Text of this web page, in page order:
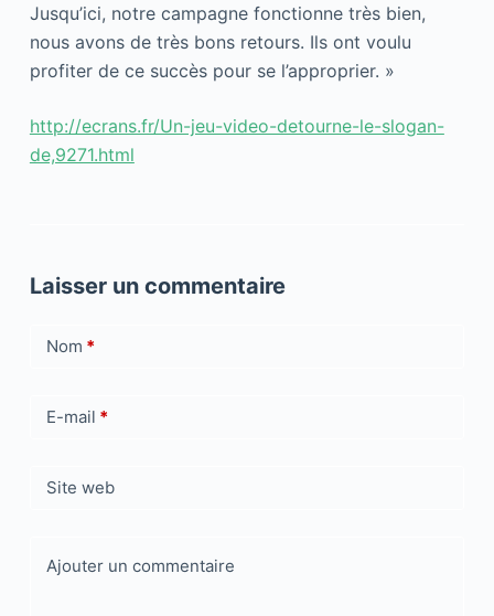
Jusqu’ici, notre campagne fonctionne très bien,
nous avons de très bons retours. Ils ont voulu
profiter de ce succès pour se l’approprier. »
http://ecrans.fr/Un-jeu-video-detourne-le-slogan-
de,9271.html
Laisser un commentaire
Nom *
E-mail *
Site web
Ajouter un commentaire